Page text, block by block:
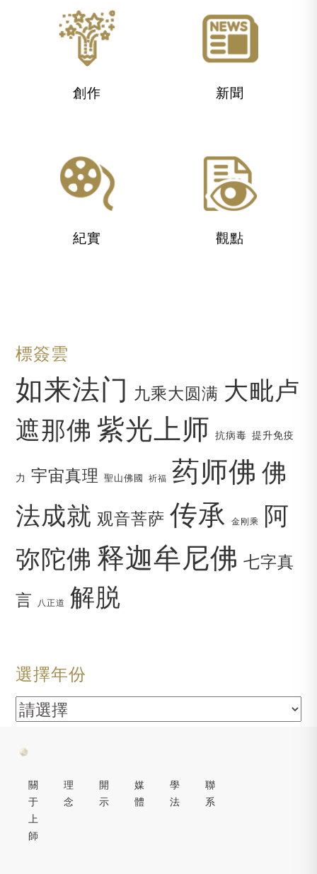
創作 新聞
紀實 觀點
標簽雲
如来法门 九乘大圆满 大毗卢
遮那佛 紫光上师 抗病毒 提升免疫
力 宇宙真理 聖山佛國 祈福 药师佛 佛
法成就 观音菩萨 传承 金刚乘
阿
弥陀佛 释迦牟尼佛 七字真
言 八正道 解脱
選擇年份
關
于
上
師
理
念
開
示
媒
體
學
法
聯
系